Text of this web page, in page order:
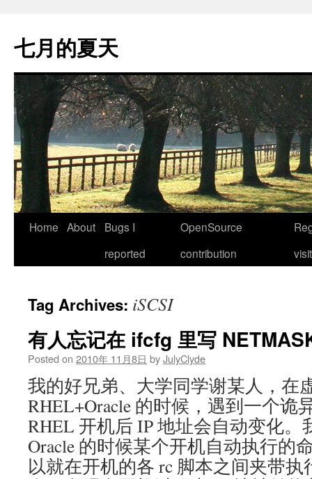
content
七月的夏天
Home About
Bugs I
reported
OpenSource
contribution
Tag Archives: iSCSI
有人忘记在 ifcfg 里写
Posted on 2010年 11月8日 byJulyClyde
我的好兄弟、大学同学谢某人，在
RHEL+Oracle 的时候，遇到一个诡
RHEL 开机后 IP 地址会自动变化。
Oracle 的时候某个开机自动执行的
以就在开机的各 rc 脚本之间夹带执